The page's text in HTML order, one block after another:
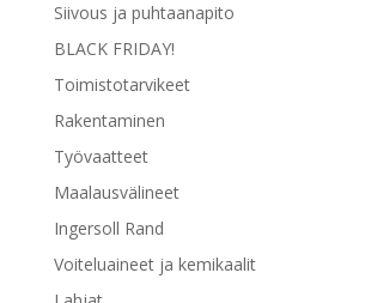
Siivous ja puhtaanapito
BLACK FRIDAY!
Toimistotarvikeet
Rakentaminen
Työvaatteet
Maalausvälineet
Ingersoll Rand
Voiteluaineet ja kemikaalit